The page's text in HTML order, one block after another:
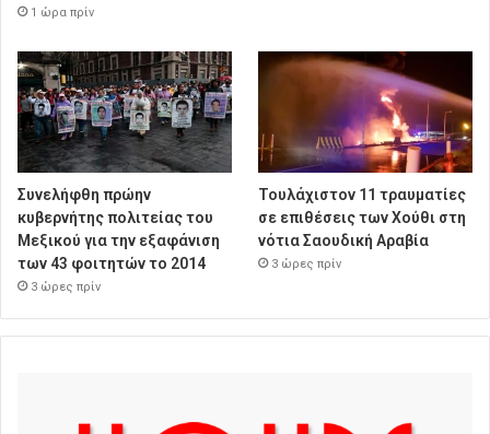
1 ώρα πρίν
Συνελήφθη πρώην
κυβερνήτης πολιτείας του
Μεξικού για την εξαφάνιση
των 43 φοιτητών το 2014
3 ώρες πρίν
Τουλάχιστον 11 τραυματίες
σε επιθέσεις των Χούθι στη
νότια Σαουδική Αραβία
3 ώρες πρίν